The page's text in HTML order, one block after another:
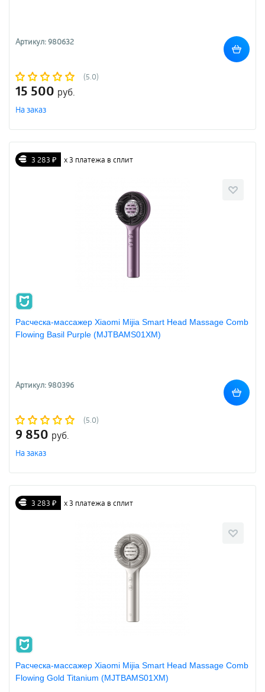
Артикул: 980632
(5.0)
15 500 руб.
На заказ
3 283 ₽ х 3 платежа в сплит
Расческа-массажер Xiaomi Mijia Smart Head Massage Comb
Flowing Basil Purple (MJTBAMS01XM)
Артикул: 980396
(5.0)
9 850 руб.
На заказ
3 283 ₽ х 3 платежа в сплит
Расческа-массажер Xiaomi Mijia Smart Head Massage Comb
Flowing Gold Titanium (MJTBAMS01XM)